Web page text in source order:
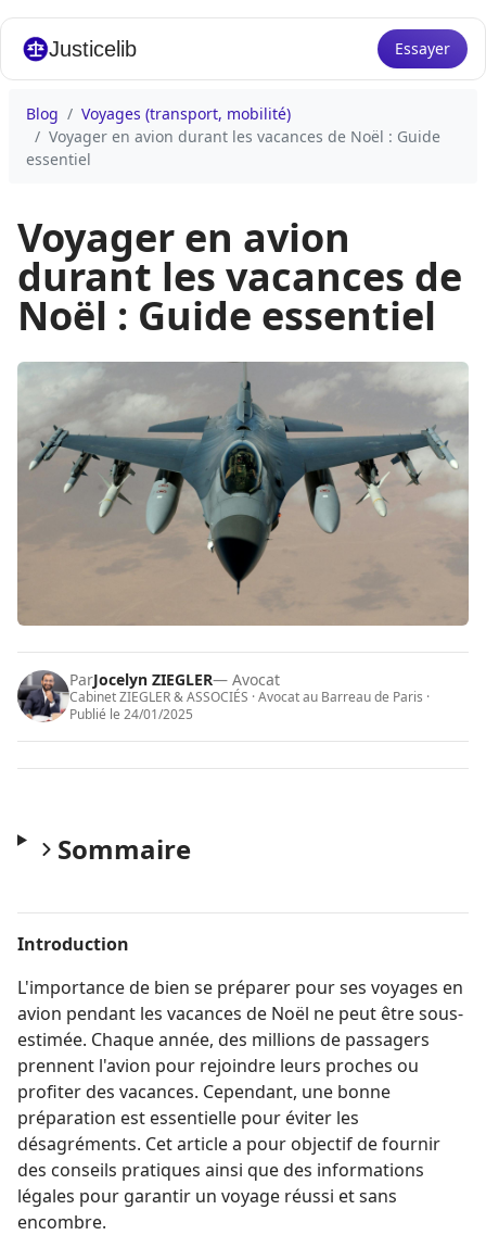
Justicelib Essayer
Blog
Voyages (transport, mobilité)
Voyager en avion durant les vacances de Noël : Guide
essentiel
Voyager en avion
durant les vacances de
Noël : Guide essentiel
ParJocelyn ZIEGLER— Avocat
Cabinet ZIEGLER & ASSOCIÉS · Avocat au Barreau de Paris ·
Publié le 24/01/2025
Sommaire
Introduction
L'importance de bien se préparer pour ses voyages en
avion pendant les vacances de Noël ne peut être sous-
estimée. Chaque année, des millions de passagers
prennent l'avion pour rejoindre leurs proches ou
profiter des vacances. Cependant, une bonne
préparation est essentielle pour éviter les
désagréments. Cet article a pour objectif de fournir
des conseils pratiques ainsi que des informations
légales pour garantir un voyage réussi et sans
encombre.